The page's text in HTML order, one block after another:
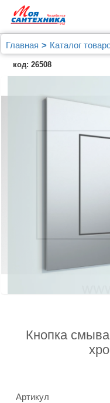
Главная Каталог
TECE
Кнопка смыва
код: 26508
Кнопка
Артикул